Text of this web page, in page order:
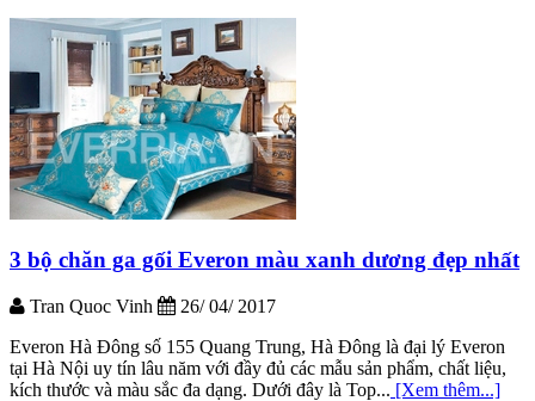
3 bộ chăn ga gối Everon màu xanh dương đẹp nhất
Tran Quoc Vinh
26/ 04/ 2017
Everon Hà Đông số 155 Quang Trung, Hà Đông là đại lý Everon
tại Hà Nội uy tín lâu năm với đầy đủ các mẫu sản phẩm, chất liệu,
kích thước và màu sắc đa dạng. Dưới đây là Top... [Xem thêm...]